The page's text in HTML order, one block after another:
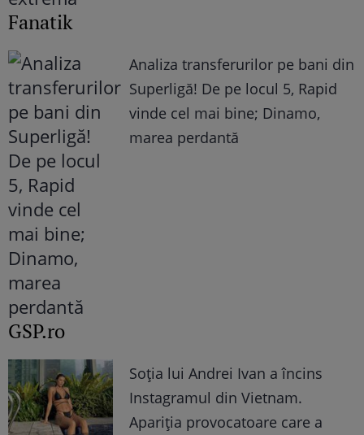
Fanatik
Analiza transferurilor pe bani din
Superligă! De pe locul 5, Rapid
vinde cel mai bine; Dinamo,
marea perdantă
GSP.ro
Soția lui Andrei Ivan a încins
Instagramul din Vietnam.
Apariția provocatoare care a